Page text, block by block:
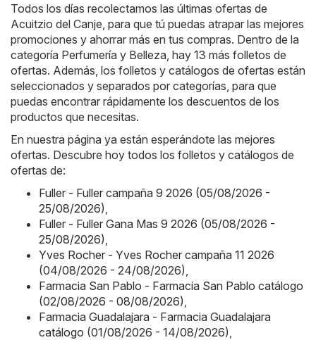
Todos los días recolectamos las últimas ofertas de
Acuitzio del Canje, para que tú puedas atrapar las mejores
promociones y ahorrar más en tus compras. Dentro de la
categoría Perfumería y Belleza, hay 13 más folletos de
ofertas. Además, los folletos y catálogos de ofertas están
seleccionados y separados por categorías, para que
puedas encontrar rápidamente los descuentos de los
productos que necesitas.
En nuestra página ya están esperándote las mejores
ofertas. Descubre hoy todos los folletos y catálogos de
ofertas de:
Fuller - Fuller campaña 9 2026 (05/08/2026 -
25/08/2026)
Fuller - Fuller Gana Mas 9 2026 (05/08/2026 -
25/08/2026)
Yves Rocher - Yves Rocher campaña 11 2026
(04/08/2026 - 24/08/2026)
Farmacia San Pablo - Farmacia San Pablo catálogo
(02/08/2026 - 08/08/2026)
Farmacia Guadalajara - Farmacia Guadalajara
catálogo (01/08/2026 - 14/08/2026)